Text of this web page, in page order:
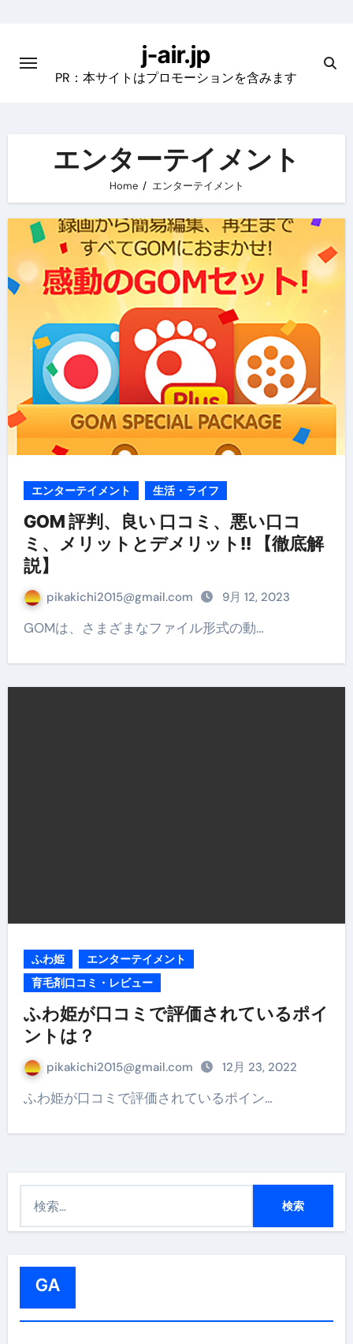
content
j-air.jp
PR：本サイトはプロモーションを含みます
エンターテイメント
Home エンターテイメント
エンターテイメント 生活・ライフ
GOM 評判、良い 口コミ、悪い口コ
ミ、メリットとデメリット!! 【徹底解
説】
pikakichi2015@gmail.com 9月 12, 2023
GOMは、さまざまなファイル形式の動…
ふわ姫
エンターテイメント
育毛剤口コミ・レビュー
ふわ姫が口コミで評価されているポイ
ントは？
pikakichi2015@gmail.com 12月 23, 2022
ふわ姫が口コミで評価されているポイン…
GA